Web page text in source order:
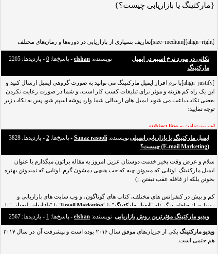
1. شخصی سازی
{مارکتینگ یا بازاریابی چیست؟}
[align=right][size=medium]تعاریف بسیاری از بازاریابی در دوره‌ها و زمان‌های مختلف
ارائه‌شده‌است. بهترین تعاریف ارائه‌شده مترکز بردیدن لینک ها برای شما امکان پذیر
نیست. لطفاثبت نام کنیدیاوارد حساب خود شویدتا بتوانید لینک ها را ببینید.
و ارضای نیازهای مشتری هستند. در این مقاله سعی
نویسنده: elshan - پاسخ‌ها: 0 - بازدید‌ها: 2205
نکاتی در مورد نرخ اسپم در ایمیل
مارکتینگ
[align=justify]با نرم افزار ایمیل مارکتینگ می توانید به صورت گروهی ایمیل ارسال کنید و
این یک راه کم هزینه و موثر برای تبلیغات کسب کار است، و شما در صورت رعایت نکردن
بعضی نکات،باعث می شوید ایمیل های ارسالی شما وارد پوشه اسپم شود.پس به نکات زیر
توجه نمایید:
اهمیت ندادن به subject line
موضوع ایمیل در نرم افزار ایمیل مارکتینگ،بسیار مهم است و برای انتخاب موضوع باید
تمام دقت خود را انجام دهید و درواقع در ایمیل هایی که برای کاربرانتان میفرستید،اولین
نویسنده: Sanaz rasooli - پاسخ‌ها: 2 - بازدید‌ها: 3828
ایمیل مارکتینگ یا بازاریابی ایمیلی
(E-mail Marketing) چیست؟
سلام و عرض وقت بخیر خدمت دوستان عزیز. امروز یه مقاله براتون میگذارم با عنوان
ایمیل مارکتینگ. اونایی که میدونن چیه که خب هیچی دمشون گرم. اونایی که نمیدونن بهتره
بخونن بلکه از غافله عقب نیفتن. ;)
کم و بیش در کنفرانس های مختلف، کتاب های گوناگون، و وب سایت های بازاریابی و
بسیاری از جاهای دیگر نام "ایمیل مارکتینگ" یا "Email Marketing" یا "بازاریابی ایمیلی " را
شنیده اید.
یکی از موثرترین قدم هایی
نویسنده: elshan - پاسخ‌ها: 1 - بازدید‌ها: 2567 ویدیو مارکتینگ مؤثرترین روش‌ بازاریابی
ویدیو مارکتینگ
یکی از جریان‌های موفق سال ۲۰۱۶ بوده است و پیشرفت آن در سال ۲۰۱۷
هم حتمی است.